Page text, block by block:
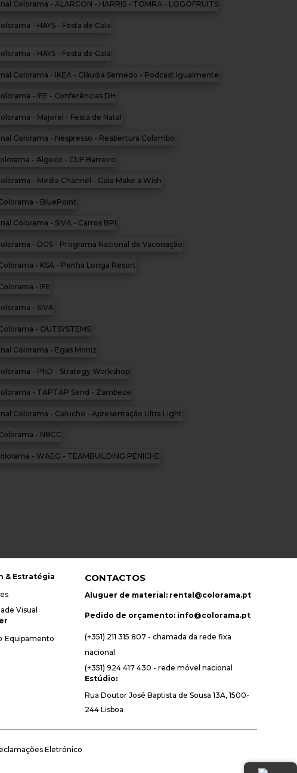
& Estratégia
Visual
Equipamento
CONTACTOS
Aluguer de material: rental@colorama.pt
Pedido de orçamento: info@colorama.pt
(+351) 211 315 807 - chamada da rede fixa
nacional
(+351) 924 417 430 - rede móvel nacional
Estúdio:
Rua Doutor José Baptista de Sousa 13A, 1500-
244 Lisboa
Eletrónico